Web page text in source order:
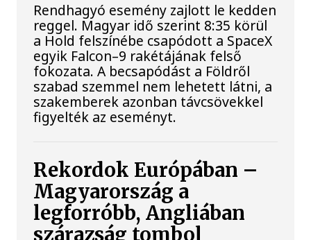
Rendhagyó esemény zajlott le kedden
reggel. Magyar idő szerint 8:35 körül
a Hold felszínébe csapódott a SpaceX
egyik Falcon–9 rakétájának felső
fokozata. A becsapódást a Földről
szabad szemmel nem lehetett látni, a
szakemberek azonban távcsövekkel
figyelték az eseményt.
Rekordok Európában –
Magyarország a
legforróbb, Angliában
szárazság tombol